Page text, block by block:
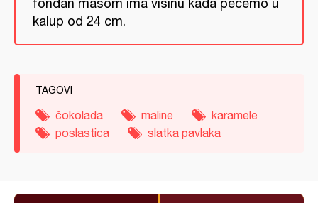
fondan masom ima visinu kada pečemo u
kalup od 24 cm.
TAGOVI
čokolada maline
karamele
poslastica
slatka pavlaka